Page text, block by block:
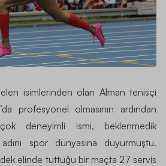
isimlerinden olan Alman tenisçi
profesyonel olmasının ardından
deneyimli ismi, beklenmedik
spor dünyasına duyurmuştu.
elinde tuttuğu bir maçta 27 servis